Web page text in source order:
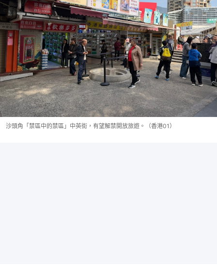
沙頭角「禁區中的禁區」中英街，有望解禁開放旅遊。（香港01）